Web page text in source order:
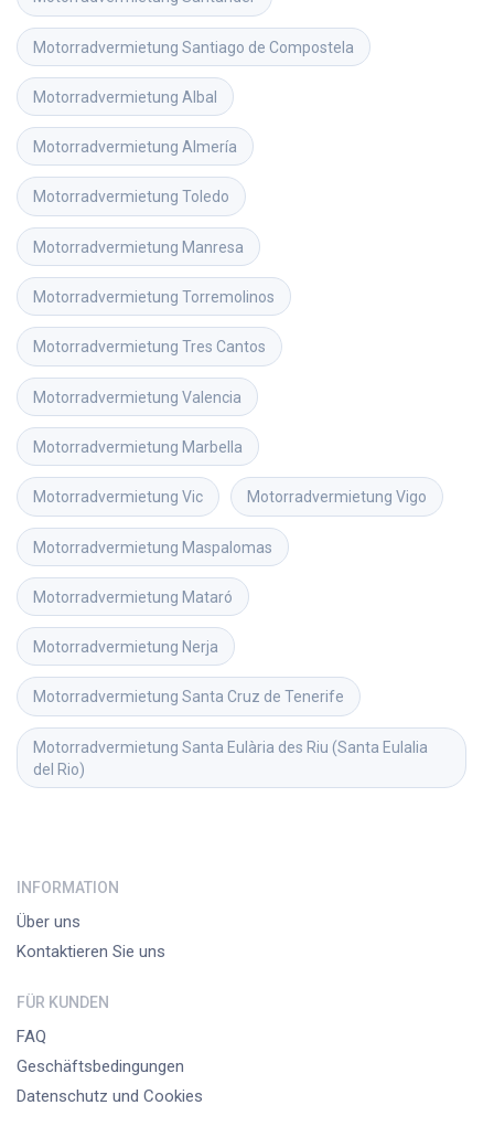
Motorradvermietung Santiago de Compostela
Motorradvermietung Albal
Motorradvermietung Almería
Motorradvermietung Toledo
Motorradvermietung Manresa
Motorradvermietung Torremolinos
Motorradvermietung Tres Cantos
Motorradvermietung Valencia
Motorradvermietung Marbella
Motorradvermietung Vic Motorradvermietung Vigo
Motorradvermietung Maspalomas
Motorradvermietung Mataró
Motorradvermietung Nerja
Motorradvermietung Santa Cruz de Tenerife
Motorradvermietung Santa Eulària des Riu (Santa Eulalia
del Rio)
INFORMATION
Über uns
Kontaktieren Sie uns
FÜR KUNDEN
FAQ
Geschäftsbedingungen
Datenschutz und Cookies